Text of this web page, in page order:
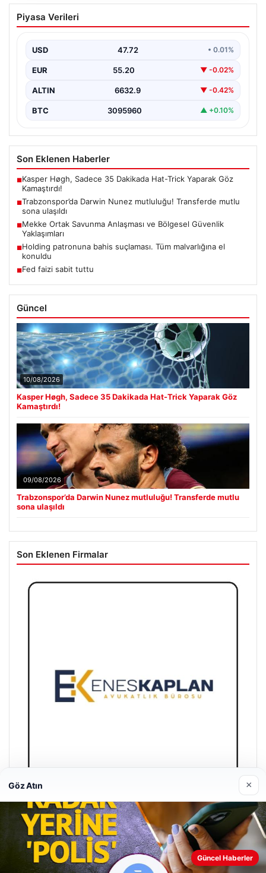
Trabzonspor’da Darwin Nunez
mutluluğu! Transferde mutlu sona
Piyasa Verileri
USD 47.72 • 0.01%
EUR 55.20 ▼ -0.02%
ALTIN 6632.9 ▼ -0.42%
BTC 3095960 ▲ +0.10%
Son Eklenen Haberler
■Kasper Høgh, Sadece 35 Dakikada Hat-Trick Yaparak Göz
Kamaştırdı!
■Trabzonspor’da Darwin Nunez mutluluğu! Transferde mutlu
sona ulaşıldı
■Mekke Ortak Savunma Anlaşması ve Bölgesel Güvenlik
Yaklaşımları
■Holding patronuna bahis suçlaması. Tüm malvarlığına el
konuldu
■Fed faizi sabit tuttu
Güncel
10/08/2026
Kasper Høgh, Sadece 35 Dakikada Hat-Trick Yaparak Göz
Kamaştırdı!
09/08/2026
Trabzonspor’da Darwin Nunez mutluluğu! Transferde mutlu
sona ulaşıldı
Son Eklenen Firmalar
Enes Kaplan Avukatlık Bürosu
28/04/2026
Göz Atın ×
Güncel Haberler